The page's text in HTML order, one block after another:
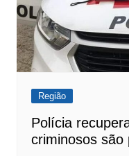
Região
Polícia
criminosos são